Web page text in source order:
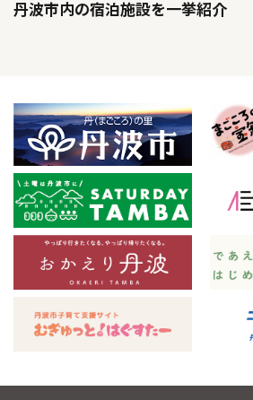
丹波市内の宿泊施設を一挙紹介